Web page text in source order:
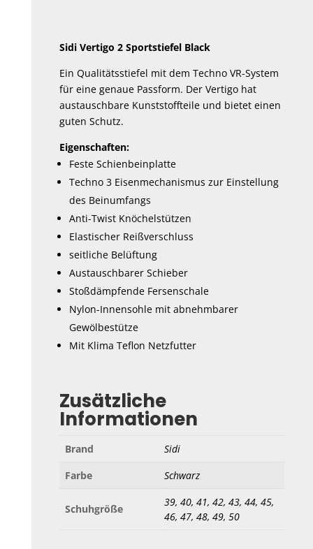
auf
der
Produktseite
gewählt
werden
Sidi Vertigo 2 Sportstiefel Black
Ein Qualitätsstiefel mit dem Techno VR-System
für eine genaue Passform. Der Vertigo hat
austauschbare Kunststoffteile und bietet einen
guten Schutz.
Eigenschaften:
Feste Schienbeinplatte
Techno 3 Eisenmechanismus zur Einstellung
des Beinumfangs
Anti-Twist Knöchelstützen
Elastischer Reißverschluss
seitliche Belüftung
Austauschbarer Schieber
Stoßdämpfende Fersenschale
Nylon-Innensohle mit abnehmbarer
Gewölbestütze
Mit Klima Teflon Netzfutter
Zusätzliche
Informationen
Brand
Sidi
Farbe
Schwarz
Schuhgröße
39, 40, 41, 42, 43, 44, 45,
46, 47, 48, 49, 50